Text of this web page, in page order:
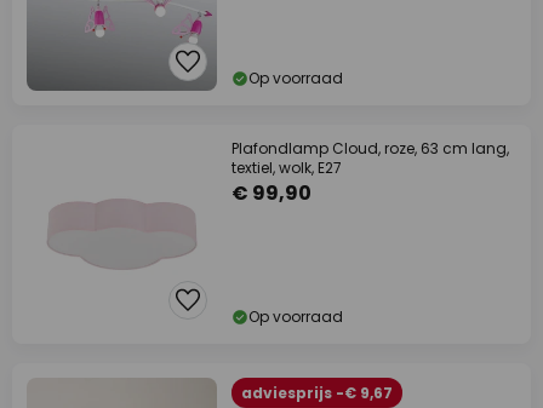
Op voorraad
Plafondlamp Cloud, roze, 63 cm lang,
textiel, wolk, E27
€ 99,90
Op voorraad
adviesprijs -€ 9,67